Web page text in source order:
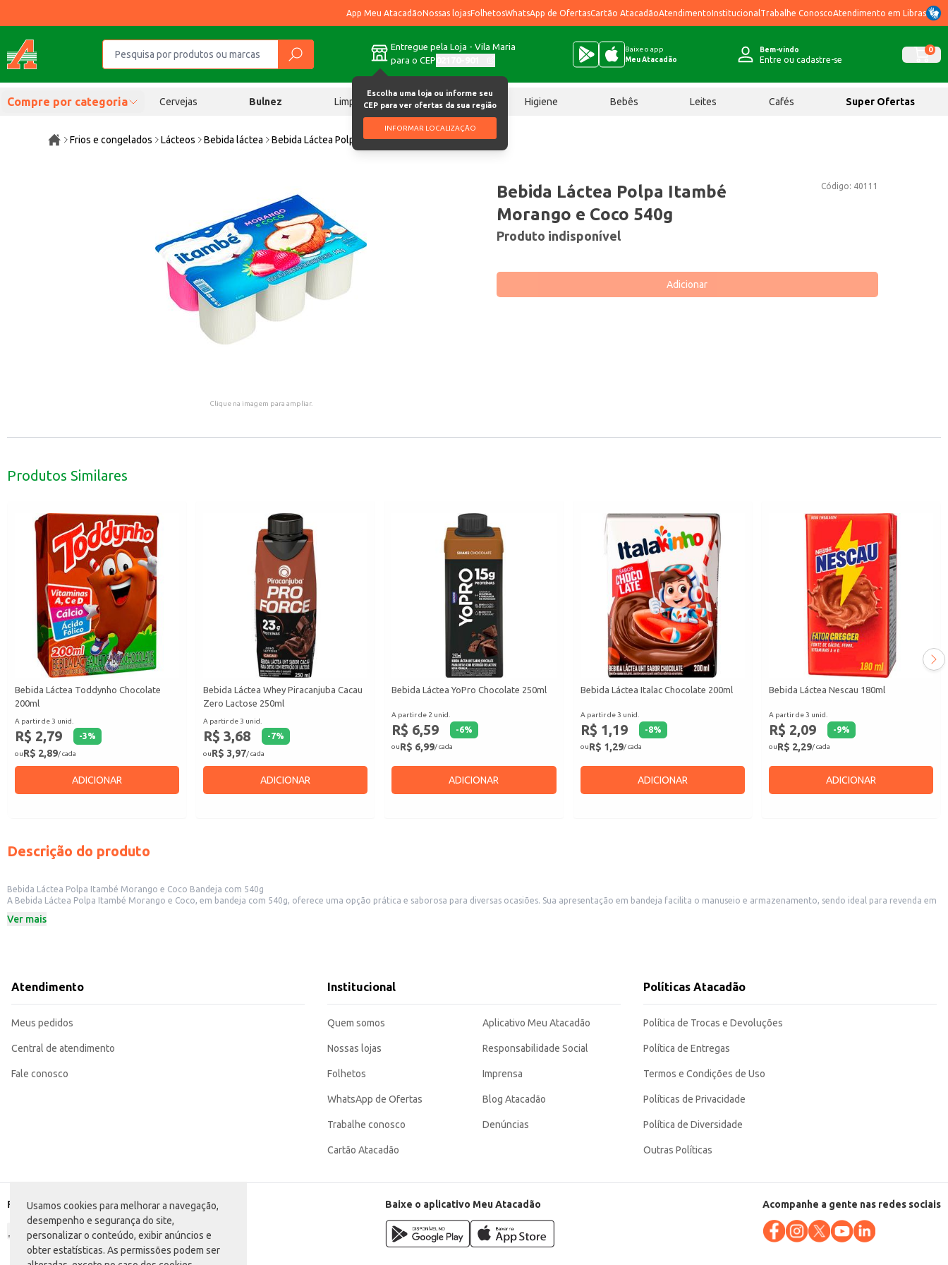
Usamos cookies para melhorar a navegação,
desempenho e segurança do site,
personalizar o conteúdo, exibir anúncios e
obter estatísticas. As permissões podem ser
App Meu AtacadãoNossas lojasFolhetosWhatsApp de OfertasCartão AtacadãoAtendimentoInstitucional Trabalhe ConoscoAtendimento em Libras
Entregue pela Loja - Vila Maria
para o CEP
Escolha uma loja ou informe seu
CEP para ver ofertas da sua região
INFORMAR LOCALIZAÇÃO
Baixe o app
Meu Atacadão
Bem-vindo
Entre ou cadastre-se
0
Compre por categoria Cervejas Bulnez Limpeza Chocolates Higiene Bebês Leites Cafés Super Ofertas
Frios e congelados Lácteos Bebida láctea Bebida Láctea Polpa Itambé Morango e Coco 540g
Clique na imagem para ampliar.
Código: 40111
Bebida Láctea Polpa Itambé
Morango e Coco 540g
Produto indisponível
Adicionar
Produtos Similares
Bebida Láctea Toddynho Chocolate
200ml
A partir de 3 unid.
R$ 2,79 -3%
ouR$ 2,89/ cada
ADICIONAR
Bebida Láctea Whey Piracanjuba Cacau
Zero Lactose 250ml
A partir de 3 unid.
R$ 3,68 -7%
ouR$ 3,97/ cada
ADICIONAR
Bebida Láctea YoPro Chocolate 250ml
A partir de 2 unid.
R$ 6,59 -6%
ouR$ 6,99/ cada
ADICIONAR
Bebida Láctea Italac Chocolate 200ml
A partir de 3 unid.
R$ 1,19 -8%
ouR$ 1,29/ cada
ADICIONAR
Bebida Láctea Nescau 180ml
A partir de 3 unid.
R$ 2,09 -9%
ouR$ 2,29/ cada
ADICIONAR
Descrição do produto
Bebida Láctea Polpa Itambé Morango e Coco Bandeja com 540g
A Bebida Láctea Polpa Itambé Morango e Coco, em bandeja com 540g, oferece uma opção prática e saborosa para diversas ocasiões. Sua apresentação em bandeja facilita o manuseio e armazenamento, sendo ideal para revenda em
refrescante e agradável.
A Bebida Láctea Polpa Itambé Morango e Coco em bandeja se destaca pela praticidade e sabor, oferecendo um produto de qualidade para consumidores e comerciantes. Sua embalagem facilita o transporte e o armazenamento,
contribuindo para uma experiência de compra e consumo mais eficiente.
Departamento: Frios e congelados
Conteúdo: 540g
Ver mais
Atendimento
Meus pedidos
Central de atendimento
Fale conosco
Institucional
Quem somos
Nossas lojas
Folhetos
WhatsApp de Ofertas
Trabalhe conosco
Cartão Atacadão
Aplicativo Meu Atacadão
Responsabilidade Social
Imprensa
Blog Atacadão
Denúncias
Políticas Atacadão
Política de Trocas e Devoluções
Política de Entregas
Termos e Condições de Uso
Políticas de Privacidade
Política de Diversidade
Outras Políticas
Formas de pagamento Baixe o aplicativo Meu Atacadão Acompanhe a gente nas redes sociais